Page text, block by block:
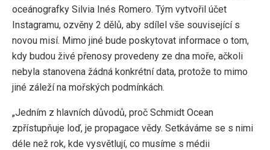
oceánografky Silvia Inés Romero. Tým vytvořil účet
Instagramu, ozvěny 2 dělů, aby sdílel vše související s
novou misí. Mimo jiné bude poskytovat informace o tom,
kdy budou živé přenosy provedeny ze dna moře, ačkoli
nebyla stanovena žádná konkrétní data, protože to mimo
jiné záleží na mořských podmínkách.
„Jedním z hlavních důvodů, proč Schmidt Ocean
zpřístupňuje loď, je propagace vědy. Setkáváme se s nimi
déle než rok, kde vysvětlují, co musíme s médii